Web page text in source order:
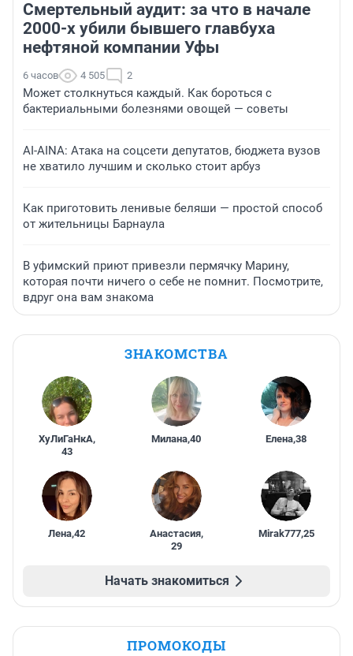
Смертельный аудит: за что в начале
2000-х убили бывшего главбуха
нефтяной компании Уфы
6 часов 4 505 2
Может столкнуться каждый. Как бороться с
бактериальными болезнями овощей — советы
AI-AINA: Атака на соцсети депутатов, бюджета вузов
не хватило лучшим и сколько стоит арбуз
Как приготовить ленивые беляши — простой способ
от жительницы Барнаула
В уфимский приют привезли пермячку Марину,
которая почти ничего о себе не помнит. Посмотрите,
вдруг она вам знакома
ЗНАКОМСТВА
ХуЛиГаНкА,
43
Милана,40 Елена,38
Лена,42 Анастасия,
29
Mirak777,25
Начать знакомиться
ПРОМОКОДЫ